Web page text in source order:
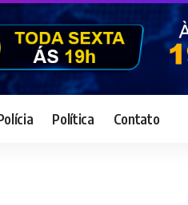
Política Contato